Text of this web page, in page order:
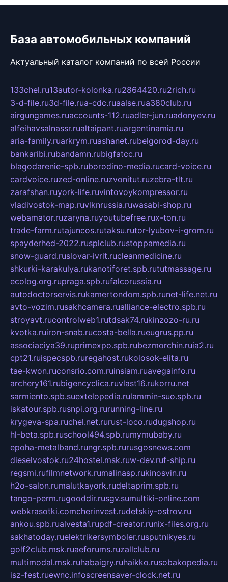
База автомобильных компаний
Актуальный каталог компаний по всей России
133chel.ru13autor-kolonka.ru2864420.ru2rich.ru
3-d-file.ru3d-file.rua-cdc.ruaalse.rua380club.ru
airgungames.ruaccounts-112.ruadler-jun.ruadonyev.ru
alfeihavsalnassr.rualtaipant.ruargentinamia.ru
aria-family.ruarkrym.ruashanet.rubelgorod-day.ru
bankaribi.rubandamn.rubigfatcc.ru
blagodarenie-spb.ruborodino-media.rucard-voice.ru
cardvoice.ruzed-online.ruzvonitut.ruzebra-tlt.ru
zarafshan.ruyork-life.ruvintovoykompressor.ru
vladivostok-map.ruvlknrussia.ruwasabi-shop.ru
webamator.ruzaryna.ruyoutubefree.rux-ton.ru
trade-farm.rutajuncos.rutaksu.rutor-lyubov-i-grom.ru
spayderhed-2022.rusplclub.rustoppamedia.ru
snow-guard.ruslovar-ivrit.rucleanmedicine.ru
shkurki-karakulya.rukanotiforet.spb.rututmassage.ru
ecolog.org.rupraga.spb.rufalcorussia.ru
autodoctorservis.rukamertondom.spb.runet-life.net.ru
avto-vozim.rusakhcamera.rualliance-electro.spb.ru
stroyavt.rucontrolweb1.rutdsak74.rukinzozo-ru.ru
kvotka.ruiron-snab.rucosta-bella.rueugrus.pp.ru
associaciya39.ruprimexpo.spb.rubezmorchin.ruia2.ru
cpt21.ruispecspb.ruregahost.rukolosok-elita.ru
tae-kwon.ruconsrio.com.ruinsiam.ruavegainfo.ru
archery161.rubigencyclica.ruvlast16.rukorru.net
sarmiento.spb.suextelopedia.rulammin-suo.spb.ru
iskatour.spb.rusnpi.org.rurunning-line.ru
krygeva-spa.ruchel.net.rurust-loco.rudugshop.ru
hl-beta.spb.ruschool494.spb.rumymubaby.ru
epoha-metalband.rungr.spb.rurusgosnews.com
dieselvostok.ru24hostel.msk.ruw-dev.ruf-ship.ru
regsmi.rufilmnetwork.rumalinasp.rukinosvin.ru
h2o-salon.rumalutkayork.rudeltaprim.spb.ru
tango-perm.rugooddir.rusgv.sumultiki-online.com
webkrasotki.comcherinvest.rudetskiy-ostrov.ru
ankou.spb.rualvesta1.rupdf-creator.runix-files.org.ru
sakhatoday.ruelektrikersymboler.rusputnikyes.ru
golf2club.msk.ruaeforums.ruzallclub.ru
multimodal.msk.ruhabaigry.ruhaikko.rusobakopedia.ru
isz-fest.ruewnc.infoscreensaver-clock.net.ru